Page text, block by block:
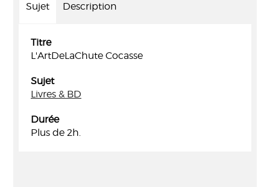
Sujet Description
Titre
L'ArtDeLaChute Cocasse
Sujet
Livres & BD
Durée
Plus de 2h.